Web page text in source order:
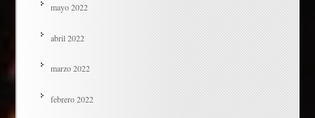
mayo 2022
abril 2022
marzo 2022
febrero 2022